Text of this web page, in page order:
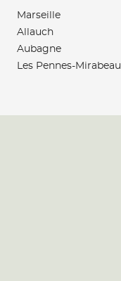
Marseille
Allauch
Aubagne
Les Pennes-Mirabeau